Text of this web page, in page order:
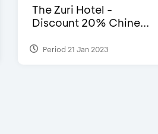
The Zuri Hotel -
Discount 20% Chine...
Period 21 Jan 2023